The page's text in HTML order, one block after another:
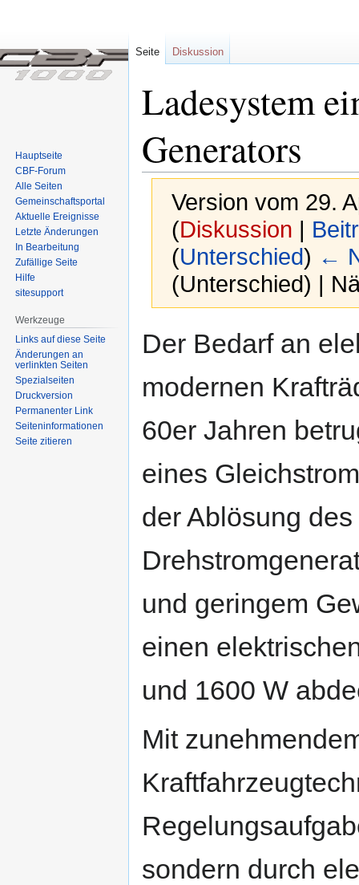
Ladesystem
Generators
Version vom 29.
(Diskussion |
(Unterschied) ←
(Unterschied) |
Navigation
Suche
Der Bedarf an
modernen
60er Jahren
eines
der Ablösung
und geringem
einen
und 1600 W
Mit
sondern durch
Seite Diskussion
Hauptseite
CBF-Forum
Alle Seiten
Gemeinschafts­portal
Aktuelle Ereignisse
Letzte Änderungen
In Bearbeitung
Zufällige Seite
Hilfe
sitesupport
Werkzeuge
Links auf diese Seite
Änderungen an
verlinkten Seiten
Spezialseiten
Druckversion
Permanenter Link
Seiten­informationen
Seite zitieren